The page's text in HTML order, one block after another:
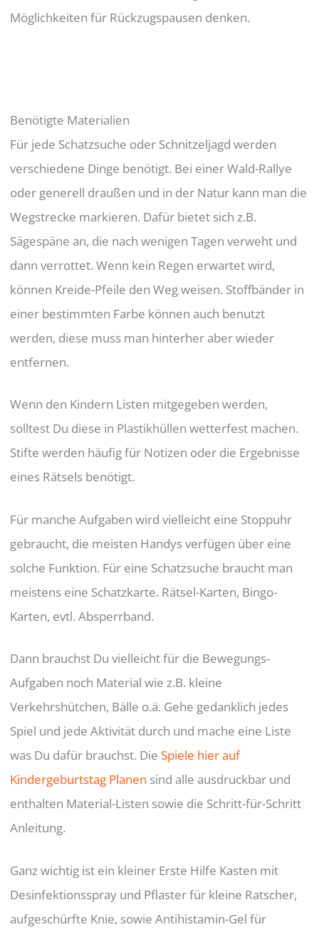
Möglichkeiten für Rückzugspausen denken.
Benötigte Materialien
Für jede Schatzsuche oder Schnitzeljagd werden
verschiedene Dinge benötigt. Bei einer Wald-Rallye
oder generell draußen und in der Natur kann man die
Wegstrecke markieren. Dafür bietet sich z.B.
Sägespäne an, die nach wenigen Tagen verweht und
dann verrottet. Wenn kein Regen erwartet wird,
können Kreide-Pfeile den Weg weisen. Stoffbänder in
einer bestimmten Farbe können auch benutzt
werden, diese muss man hinterher aber wieder
entfernen.
Wenn den Kindern Listen mitgegeben werden,
solltest Du diese in Plastikhüllen wetterfest machen.
Stifte werden häufig für Notizen oder die Ergebnisse
eines Rätsels benötigt.
Für manche Aufgaben wird vielleicht eine Stoppuhr
gebraucht, die meisten Handys verfügen über eine
solche Funktion. Für eine Schatzsuche braucht man
meistens eine Schatzkarte. Rätsel-Karten, Bingo-
Karten, evtl. Absperrband.
Dann brauchst Du vielleicht für die Bewegungs-
Aufgaben noch Material wie z.B. kleine
Verkehrshütchen, Bälle o.ä. Gehe gedanklich jedes
Spiel und jede Aktivität durch und mache eine Liste
was Du dafür brauchst. DieSpiele hier auf
Kindergeburtstag Planen sind alle ausdruckbar und
enthalten Material-Listen sowie die Schritt-für-Schritt
Anleitung.
Ganz wichtig ist ein kleiner Erste Hilfe Kasten mit
Desinfektionsspray und Pflaster für kleine Ratscher,
aufgeschürfte Knie, sowie Antihistamin-Gel für